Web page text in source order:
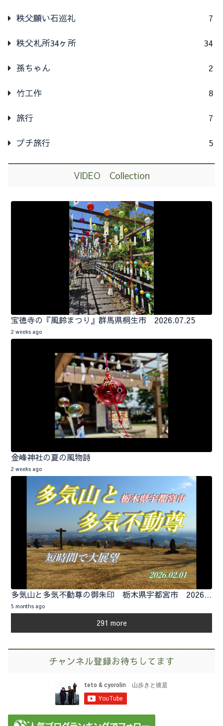
秩父願い石巡礼 7
秩父札所34ヶ所 34
孫ちゃん 2
竹工作 8
旅行 7
プチ旅行 5
VIDEO Collection
宝徳寺の『風鈴まつり』群馬県桐生市 2026.07.25
2 weeks ago
金峰神社の夏の風物詩
2 weeks ago
多気山と多気不動尊の御朱印 栃木県宇都宮市 2026.02.01
5 months ago
291 more
チャンネル登録お待ちしてます